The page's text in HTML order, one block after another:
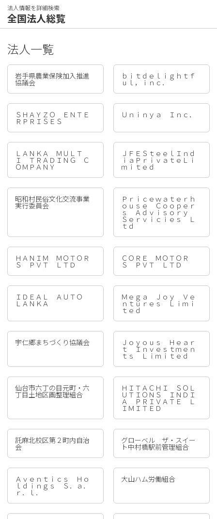
法人情報を詳細検索
全国法人総覧
法人一覧
岩手県農業保険加入推進
協議会
ｂｉｔｄｅｌｉｇｈｔｆ
ｕｌ，ｉｎｃ．
ＳＨＡＹＺＯ ＥＮＴＥ
ＲＰＲＩＳＥＳ
Ｕｎｉｎｙａ Ｉｎｃ．
ＬＡＮＫＡ ＭＵＬＴ
Ｉ ＴＲＡＤＩＮＧ Ｃ
ＯＭＰＡＮＹ
ＪＦＥＳｔｅｅｌＩｎｄ
ｉａＰｒｉｖａｔｅＬｉ
ｍｉｔｅｄ
昭和村民俗文化交流事業
実行委員会
Ｐｒｉｃｅｗａｔｅｒｈ
ｏｕｓｅ Ｃｏｏｐｅｒ
ｓ Ａｄｖｉｓｏｒｙ
Ｓｅｒｖｉｃｉｅｓ Ｌ
ｔｄ
ＨＡＮＩＭ ＭＯＴＯＲ
Ｓ ＰＶＴ ＬＴＤ
ＣＯＲＥ ＭＯＴＯＲ
Ｓ ＰＶＴ ＬＴＤ
ＩＤＥＡＬ ＡＵＴＯ
ＬＡＮＫＡ
Ｍｅｇａ Ｊｏｙ Ｖｅ
ｎｔｕｒｅｓ Ｌｉｍｉ
ｔｅｄ
宇仁郷まちづくり協議会 Ｊｏｙｏｕｓ Ｈｅａｒ
ｔ Ｉｎｖｅｓｔｍｅｎ
ｔｓ Ｌｉｍｉｔｅｄ
仙台市六丁の目元町・六
丁目土地区画整理組合
ＨＩＴＡＣＨＩ ＳＯＬ
ＵＴＩＯＮＳ ＩＮＤＩ
Ａ ＰＲＩＶＡＴＥ Ｌ
ＩＭＩＴＥＤ
託麻北校区第２町内自治
会
グローベル ザ・スイー
ト中村橋駅前管理組合
Ａｖｅｎｔｉｃｓ Ｈｏ
ｌｄｉｎｇｓ Ｓ．ａ．
ｒ．ｌ．
大山ハム労働組合